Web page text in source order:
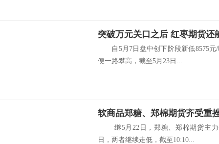
突破万元关口之后 红枣期货还
自5月7日盘中创下阶段新低8575元/
便一路攀高，截至5月23日...
软商品郑糖、郑棉期货齐受重
继5月22日，郑糖、郑棉期货主力
日，两者继续走低，截至10:10...